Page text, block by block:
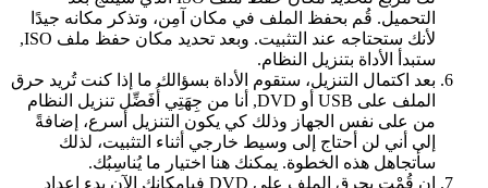
التحميل. قُم بحفظ الملف في مكان آمِن، وتذكر مكانه جيدًا
لأنك ستحتاجه عند التثبيت. وبعد تحديد مكان حفظ ملف ISO,
ستبدأ الأداة بتنزيل النظام.
بعد اكتمال التنزيل، ستقوم الأداة بسؤالك ما إذا كنت تُريد حرق
الملف على USB أو DVD, أنا من جِهَتِي أُفَضِّل تنزيل النظام
من على نفس الجهاز وذلك كي يكون التنزيل أسرع، إضافةً
إلى أني لن أحتاج إلى وسيط خارجي أثناء التثبيت، لذلك
سأتجاهل هذه الخطوة. يمكنك هنا اختيار ما يُناسِبُك.
إِن قُمْت بحرق الملف على DVD فبإمكانك الآن بدء إعداد